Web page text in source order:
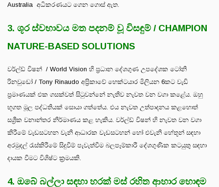
Australia අධිකරණයට ගෙන ගොස් ඇත.
3. ශූර ස්වභාවය මත පදනම් වූ විසඳුම් / CHAMPION
NATURE-BASED SOLUTIONS
වර්ල්ඩ් විෂන් / World Vision හි ප්‍රධාන දේශගුණ උපදේශක ටෝනි
රිනවුඩෝ / Tony Rinaudo අප්‍රිකාවේ හෙක්ටයාර මිලියන 6කට වැඩි
ප්‍රමාණයක් එක ගසක්වත් සිටුවන්නේ නැතිව නැවත වන වගා කළේය. ඔහු
භූගත මූල පද්ධතියක් සොයා ගත්තේය. එය නැවත උත්පාදනය කළහොත්
සශ්‍රීක වනාන්තර නිර්මාණය කළ හැකිය. වර්ල්ඩ් විෂන් හි නැවත වන වගා
කිරීමේ වැඩසටහන වැනි ආධාරක වැඩසටහන් හෝ එවැනි හේතූන් සඳහා
අරමුදල් රැස්කිරීමේ සිදුවීම් පැවැත්වීම බලපෑම්කාරී දේශගුණික කටයුතු සඳහා
දායක වීමට විශිෂ්ට ක්‍රමයකි.
4. ඔබේ බල්ලා සඳහා හරක් මස් රහිත ආහාර හොඳම